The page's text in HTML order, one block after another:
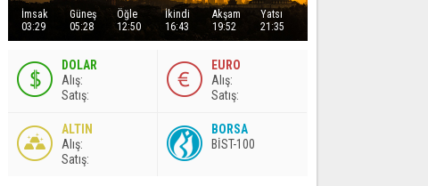
İmsak
03:29
Güneş
05:28
Öğle
12:50
İkindi
16:43
Akşam
19:52
Yatsı
21:35
DOLAR
A lış:
Satış:
EURO
A lış:
Satış:
ALTIN
A lış:
Satış:
BORSA
BİST-100